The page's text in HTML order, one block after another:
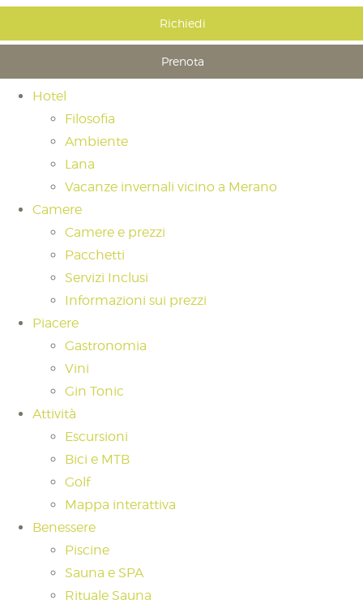
Richiedi
Prenota
Hotel
Filosofia
Ambiente
Lana
Vacanze invernali vicino a Merano
Camere
Camere e prezzi
Pacchetti
Servizi Inclusi
Informazioni sui prezzi
Piacere
Gastronomia
Vini
Gin Tonic
Attività
Escursioni
Bici e MTB
Golf
Mappa interattiva
Benessere
Piscine
Sauna e SPA
Rituale Sauna